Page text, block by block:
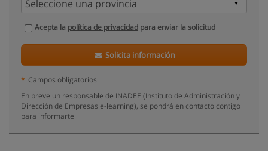
Acepta la política de privacidad para enviar la solicitud
Solicita información
* Campos obligatorios
En breve un responsable de INADEE (Instituto de Administración y
Dirección de Empresas e-learning), se pondrá en contacto contigo
para informarte